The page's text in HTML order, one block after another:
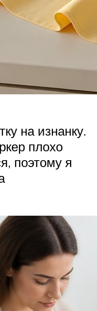
на изнанку.
плохо
поэтому я